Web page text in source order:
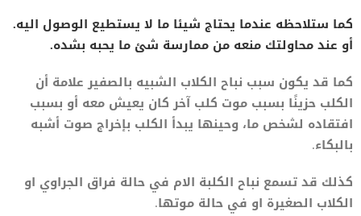
كما ستلاحظه عندما يحتاج شيئا ما لا يستطيع الوصول اليه.
أو عند محاولتك منعه من ممارسة شئ ما يحبه بشده.
كما قد يكون سبب نباح الكلاب الشبيه بالصفير علامة أن
الكلب حزينًا بسبب موت كلب آخر كان يعيش معه أو بسبب
افتقاده لشخص ما، وحينها يبدأ الكلب بإخراج صوت أشبه
بالبكاء.
كذلك قد تسمع نباح الكلبة الام في حالة فراق الجراوي او
الكلاب الصغيرة او في حالة موتها.